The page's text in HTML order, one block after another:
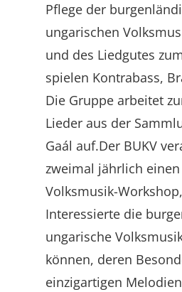
Pflege der
ungarischen
und des Liedgutes
spielen Kontrabass,
Die Gruppe arbeitet
Lieder aus der
Gaál auf.Der BUKV
zweimal jährlich
Volksmusik-
Interessierte die
ungarische
können, deren
einzigartigen